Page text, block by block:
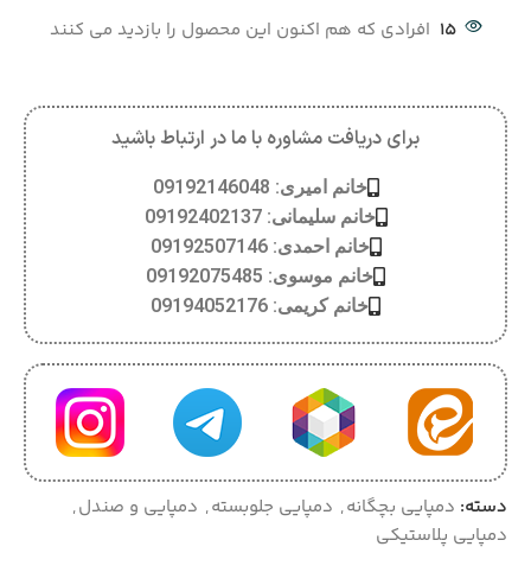
15 افرادی که هم اکنون این محصول را بازدید می کنند
برای دریافت مشاوره با ما در ارتباط باشید
خانم امیری: 09192146048
خانم سلیمانی: 09192402137
خانم احمدی: 09192507146
خانم موسوی: 09192075485
خانم کریمی: 09194052176
دسته: دمپایی بچگانه, دمپایی جلوبسته, دمپایی و صندل,
دمپایی پلاستیکی